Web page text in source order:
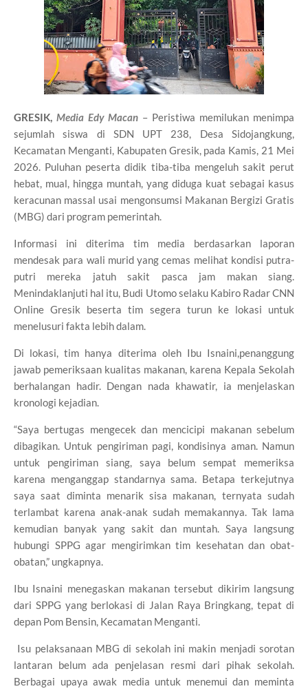
GRESIK, Media Edy Macan – Peristiwa memilukan menimpa
sejumlah siswa di SDN UPT 238, Desa Sidojangkung,
Kecamatan Menganti, Kabupaten Gresik, pada Kamis, 21 Mei
2026. Puluhan peserta didik tiba-tiba mengeluh sakit perut
hebat, mual, hingga muntah, yang diduga kuat sebagai kasus
keracunan massal usai mengonsumsi Makanan Bergizi Gratis
(MBG) dari program pemerintah.
Informasi ini diterima tim media berdasarkan laporan
mendesak para wali murid yang cemas melihat kondisi putra-
putri mereka jatuh sakit pasca jam makan siang.
Menindaklanjuti hal itu, Budi Utomo selaku Kabiro Radar CNN
Online Gresik beserta tim segera turun ke lokasi untuk
menelusuri fakta lebih dalam.
Di lokasi, tim hanya diterima oleh Ibu Isnaini,penanggung
jawab pemeriksaan kualitas makanan, karena Kepala Sekolah
berhalangan hadir. Dengan nada khawatir, ia menjelaskan
kronologi kejadian.
“Saya bertugas mengecek dan mencicipi makanan sebelum
dibagikan. Untuk pengiriman pagi, kondisinya aman. Namun
untuk pengiriman siang, saya belum sempat memeriksa
karena menganggap standarnya sama. Betapa terkejutnya
saya saat diminta menarik sisa makanan, ternyata sudah
terlambat karena anak-anak sudah memakannya. Tak lama
kemudian banyak yang sakit dan muntah. Saya langsung
hubungi SPPG agar mengirimkan tim kesehatan dan obat-
obatan,” ungkapnya.
Ibu Isnaini menegaskan makanan tersebut dikirim langsung
dari SPPG yang berlokasi di Jalan Raya Bringkang, tepat di
depan Pom Bensin, Kecamatan Menganti.
Isu pelaksanaan MBG di sekolah ini makin menjadi sorotan
lantaran belum ada penjelasan resmi dari pihak sekolah.
Berbagai upaya awak media untuk menemui dan meminta